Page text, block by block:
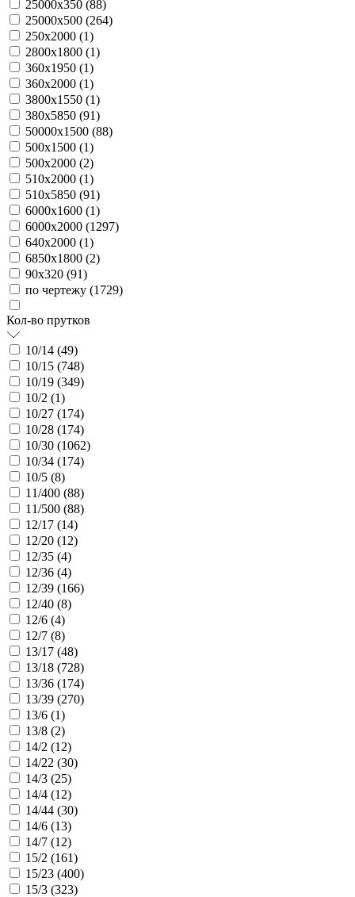
25000х350 (88)
25000х500 (264)
250х2000 (1)
2800х1800 (1)
360х1950 (1)
360х2000 (1)
3800х1550 (1)
380х5850 (91)
50000х1500 (88)
500х1500 (1)
500х2000 (2)
510х2000 (1)
510х5850 (91)
6000х1600 (1)
6000х2000 (1297)
640х2000 (1)
6850х1800 (2)
90х320 (91)
по чертежу (1729)
Кол-во прутков
10/14 (49)
10/15 (748)
10/19 (349)
10/2 (1)
10/27 (174)
10/28 (174)
10/30 (1062)
10/34 (174)
10/5 (8)
11/400 (88)
11/500 (88)
12/17 (14)
12/20 (12)
12/35 (4)
12/36 (4)
12/39 (166)
12/40 (8)
12/6 (4)
12/7 (8)
13/17 (48)
13/18 (728)
13/36 (174)
13/39 (270)
13/6 (1)
13/8 (2)
14/2 (12)
14/22 (30)
14/3 (25)
14/4 (12)
14/44 (30)
14/6 (13)
14/7 (12)
15/2 (161)
15/23 (400)
15/3 (323)